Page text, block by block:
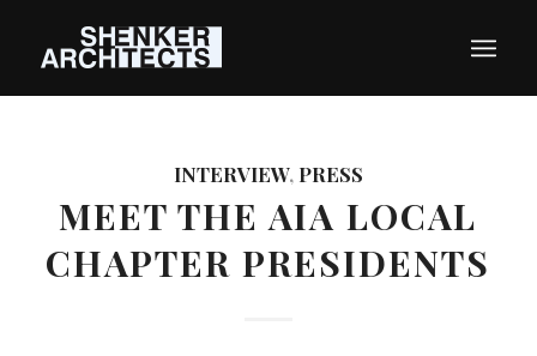
INTERVIEW, PRESS
MEET THE AIA LOCAL
CHAPTER PRESIDENTS